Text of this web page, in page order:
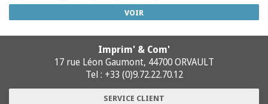
VOIR
Imprim' & Com'
17 rue Léon Gaumont, 44700 ORVAULT
Tel : +33 (0)9.72.22.70.12
SERVICE CLIENT